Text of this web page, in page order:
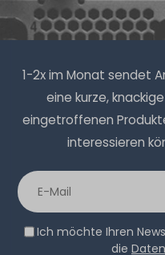
1-2x im Monat sendet
eine kurze,
eingetroffenen
interessieren
Ich möchte Ihren
die